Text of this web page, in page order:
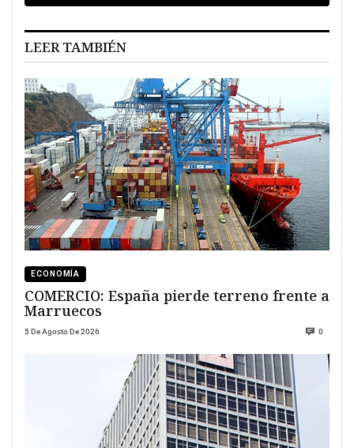
LEER TAMBIÉN
ECONOMÍA
COMERCIO: España pierde terreno frente a
Marruecos
5 De Agosto De 2026 0